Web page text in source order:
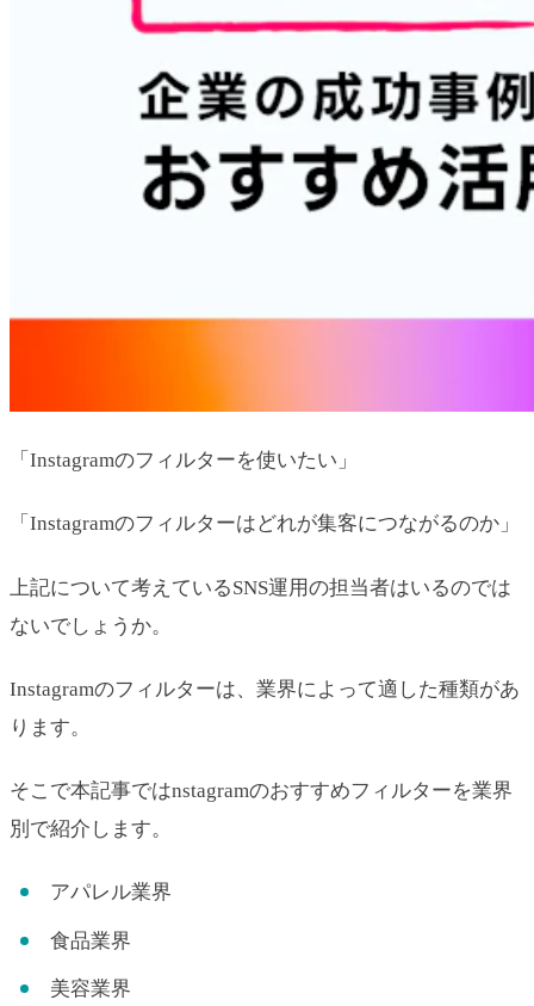
「Instagramのフィルターを使いたい」
「Instagramのフィルターはどれが集客につながるのか」
上記について考えているSNS運用の担当者はいるのでは
ないでしょうか。
Instagramのフィルターは、業界によって適した種類があ
ります。
そこで本記事ではnstagramのおすすめフィルターを業界
別で紹介します。
アパレル業界
食品業界
美容業界